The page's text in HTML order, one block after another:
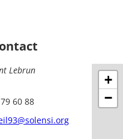
Lebrun
60 88
+
−